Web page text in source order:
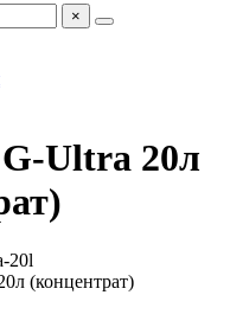
×
Ultra 20л
20l